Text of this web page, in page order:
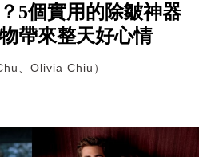
5個實用的除皺神器
帶來整天好心情
、Olivia Chiu）